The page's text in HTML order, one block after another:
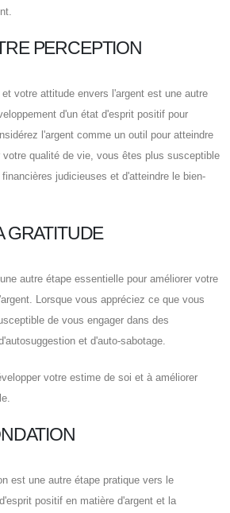
PERCEPTION
votre attitude envers l'argent est une autre
d'un état d'esprit positif pour
l'argent comme un outil pour atteindre
qualité de vie, vous êtes plus susceptible
judicieuses et d'atteindre le bien-
GRATITUDE
autre étape essentielle pour améliorer votre
Lorsque vous appréciez ce que vous
de vous engager dans des
et d'auto-sabotage.
votre estime de soi et à améliorer
est une autre étape pratique vers le
positif en matière d'argent et la